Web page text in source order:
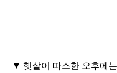
▼ 햇살이 따스한 오후에